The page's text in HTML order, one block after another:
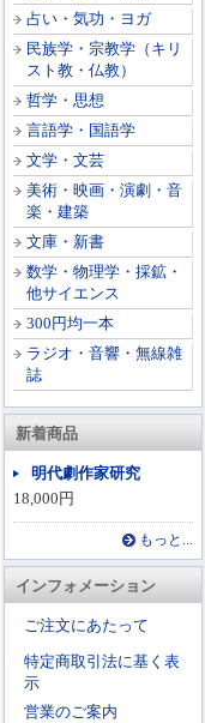
占い・気功・ヨガ
民族学・宗教学（キリ
スト教・仏教）
哲学・思想
言語学・国語学
文学・文芸
美術・映画・演劇・音
楽・建築
文庫・新書
数学・物理学・採鉱・
他サイエンス
300円均一本
ラジオ・音響・無線雑
誌
新着商品
明代劇作家研究
18,000円
もっと...
インフォメーション
ご注文にあたって
特定商取引法に基く表
示
営業のご案内